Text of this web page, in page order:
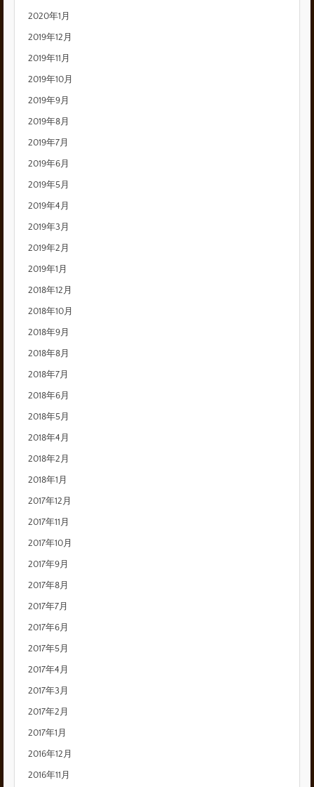
2020年1月
2019年12月
2019年11月
2019年10月
2019年9月
2019年8月
2019年7月
2019年6月
2019年5月
2019年4月
2019年3月
2019年2月
2019年1月
2018年12月
2018年10月
2018年9月
2018年8月
2018年7月
2018年6月
2018年5月
2018年4月
2018年2月
2018年1月
2017年12月
2017年11月
2017年10月
2017年9月
2017年8月
2017年7月
2017年6月
2017年5月
2017年4月
2017年3月
2017年2月
2017年1月
2016年12月
2016年11月